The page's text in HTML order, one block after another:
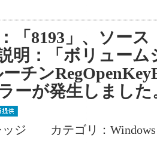
「8193」、ソース
明：「ボリュー
チン
ーが発生しまし
ッジ カテゴリ：